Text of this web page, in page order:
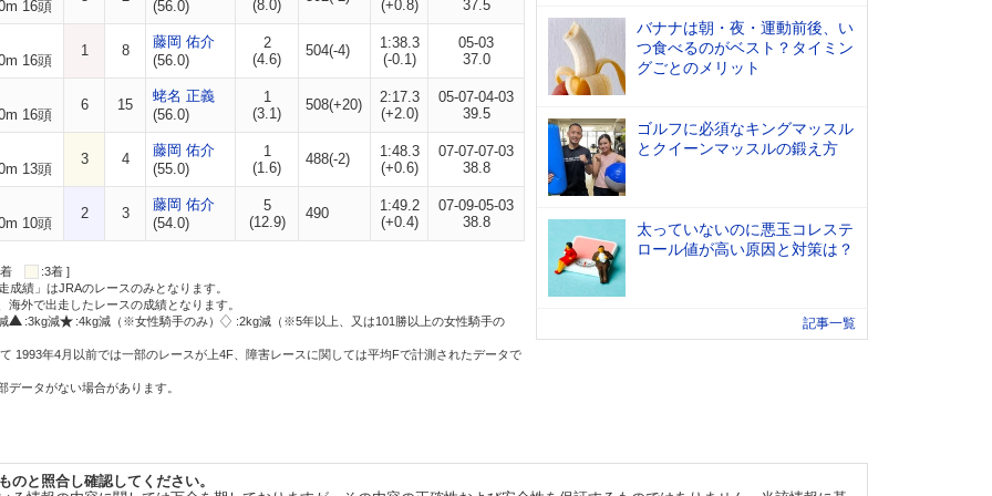
16頭 (56.0) (8.0) (+0.8) 37.5
16頭
1 8
藤岡 佑介
(56.0)
2
(4.6)
504(-4)
1:38.3
(-0.1)
05-03
37.0
16頭
6 15
蛯名 正義
(56.0)
1
(3.1)
508(+20)
2:17.3
(+2.0)
05-07-04-03
39.5
13頭
3 4
藤岡 佑介
(55.0)
1
(1.6)
488(-2)
1:48.3
(+0.6)
07-07-07-03
38.8
10頭
2 3
藤岡 佑介
(54.0)
5
(12.9)
490
1:49.2
(+0.4)
07-09-05-03
38.8
着
:3着 ]
績」はJRAのレースのみとなります。
外で出走したレースの成績となります。
:3kg減 :4kg減（※女性騎手のみ） :2kg減（※5年以上、又は101勝以上の女性騎手の
1993年4月以前では一部のレースが上4F、障害レースに関しては平均Fで計測されたデータで
ータがない場合があります。
バナナは朝・夜・運動前後、い
つ食べるのがベスト？タイミン
グごとのメリット
ゴルフに必須なキングマッスル
とクイーンマッスルの鍛え方
太っていないのに悪玉コレステ
ロール値が高い原因と対策は？
記事一覧
のと照合し確認してください。